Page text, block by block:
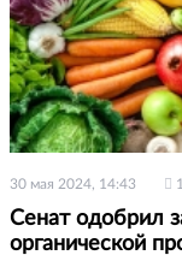
30 мая 2024, 14:43
Сенат одобрил
органической